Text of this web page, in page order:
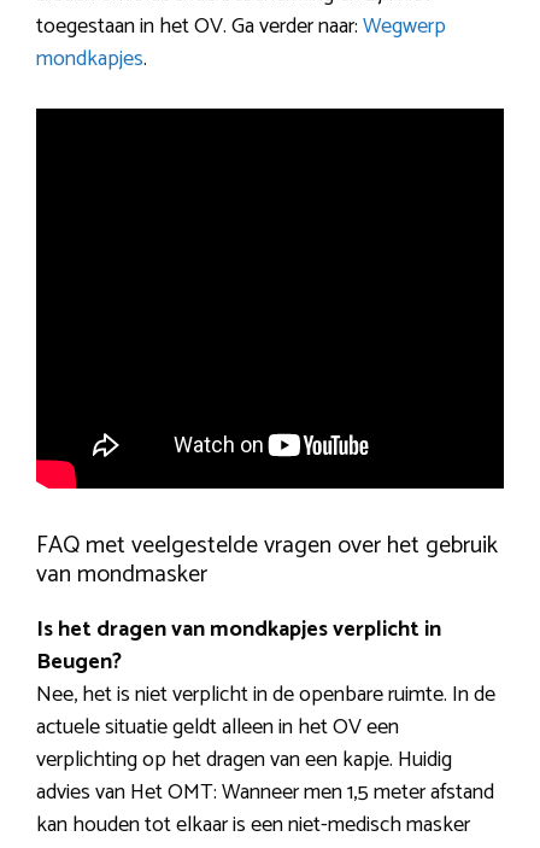
toegestaan in het OV. Ga verder naar:Wegwerp
mondkapjes.
FAQ met veelgestelde vragen over het gebruik
van mondmasker
Is het dragen van mondkapjes verplicht in
Beugen?
Nee, het is niet verplicht in de openbare ruimte. In de
actuele situatie geldt alleen in het OV een
verplichting op het dragen van een kapje. Huidig
advies van Het OMT: Wanneer men 1,5 meter afstand
kan houden tot elkaar is een niet-medisch masker